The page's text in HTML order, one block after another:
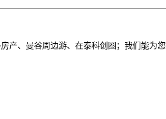
产、曼谷周边游、 在泰科创圈 ； 我们能为